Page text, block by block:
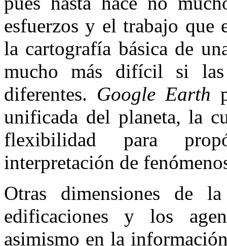
esfuerzos y el trabajo que
la cartografía básica de
mucho más difícil si las
diferentes. Google Earth
unificada del planeta, la
flexibilidad para
interpretación de
Otras dimensiones de
edificaciones y los
asimismo en la